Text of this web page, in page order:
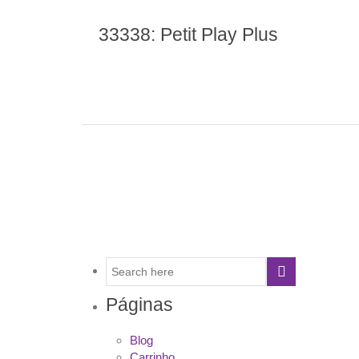
33338: Petit Play Plus
Páginas
Blog